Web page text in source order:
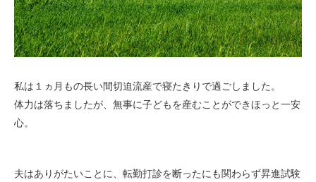
私は１ヵ月もの長い間切迫流産で寝たきりで過ごしました。
体力は落ちましたが、無事に子どもを産むことができほっと一安
心。
夫はありがたいことに、転勤打診を断ったにも関わらず昇進試験